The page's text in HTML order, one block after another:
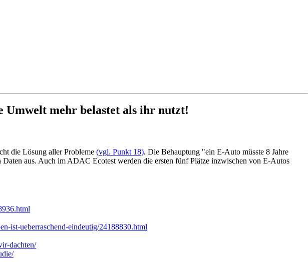
Umwelt mehr belastet als ihr nutzt!
die Lösung aller Probleme (vgl. Punkt 18). Die Behauptung "ein E-Auto müsste 8 Jahre
aus. Auch im ADAC Ecotest werden die ersten fünf Plätze inzwischen von E-Autos
ist-ueberraschend-eindeutig/24188830.html
dachten/